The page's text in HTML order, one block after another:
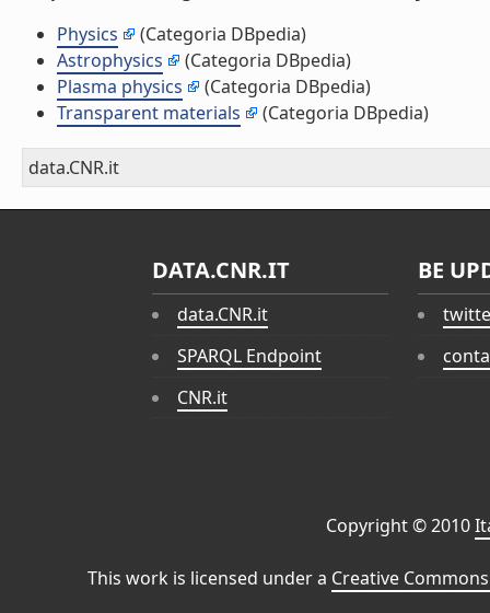
Physics
(Categoria DBpedia)
Astrophysics
(Categoria DBpedia)
Plasma physics
(Categoria DBpedia)
Transparent materials
(Categoria DBpedia)
data.CNR.it
DATA.CNR.IT
data.CNR.it
SPARQL Endpoint
CNR.it
BE
Copyright © 2010
This work is licensed under a Creative